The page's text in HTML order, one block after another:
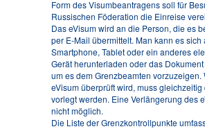
Form des Visumbeantragens soll für
Russischen Föderation die Einreise
Das eVisum wird an die Person, die es
per E-Mail übermittelt. Man kann es sich
Smartphone, Tablet oder ein anderes
Gerät herunterladen oder das
um es dem Grenzbeamten vorzuzeigen.
eVisum überprüft wird, muss
vorlegt werden. Eine Verlängerung des
nicht möglich.
Die Liste der Grenzkontrollpunkte